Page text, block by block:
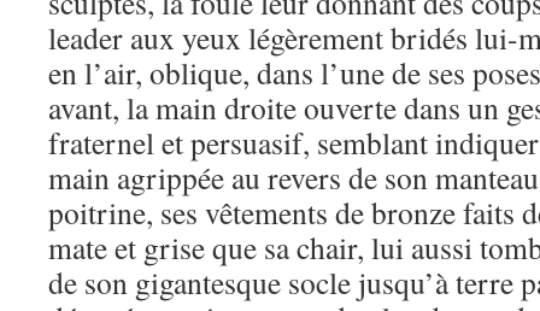
leader aux yeux légèrement bridés lui-
en l’air, oblique, dans l’une de ses
avant, la main droite ouverte dans un
fraternel et persuasif, semblant
main agrippée au revers de son
poitrine, ses vêtements de bronze faits
mate et grise que sa chair, lui aussi
de son gigantesque socle jusqu’à terre